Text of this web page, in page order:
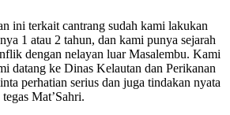
ini terkait cantrang sudah kami lakukan
1 atau 2 tahun, dan kami punya sejarah
dengan nelayan luar Masalembu. Kami
datang ke Dinas Kelautan dan Perikanan
perhatian serius dan juga tindakan nyata
Mat’Sahri.